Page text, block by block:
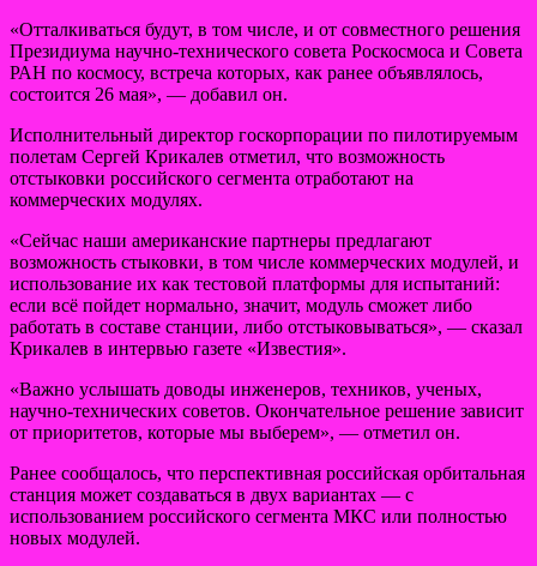
«Отталкиваться будут, в том числе, и от совместного решения
Президиума научно-технического совета Роскосмоса и Совета
РАН по космосу, встреча которых, как ранее объявлялось,
состоится 26 мая», — добавил он.
Исполнительный директор госкорпорации по пилотируемым
полетам Сергей Крикалев отметил, что возможность
отстыковки российского сегмента отработают на
коммерческих модулях.
«Сейчас наши американские партнеры предлагают
возможность стыковки, в том числе коммерческих модулей, и
использование их как тестовой платформы для испытаний:
если всё пойдет нормально, значит, модуль сможет либо
работать в составе станции, либо отстыковываться», — сказал
Крикалев в интервью газете «Известия».
«Важно услышать доводы инженеров, техников, ученых,
научно-технических советов. Окончательное решение зависит
от приоритетов, которые мы выберем», — отметил он.
Ранее сообщалось, что перспективная российская орбитальная
станция может создаваться в двух вариантах — с
использованием российского сегмента МКС или полностью
новых модулей.